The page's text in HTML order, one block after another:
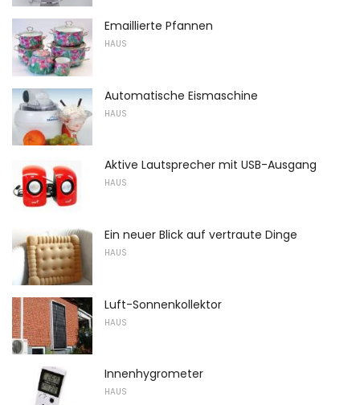
Emaillierte Pfannen
HAUS
Automatische Eismaschine
HAUS
Aktive Lautsprecher mit USB-Ausgang
HAUS
Ein neuer Blick auf vertraute Dinge
HAUS
Luft-Sonnenkollektor
HAUS
Innenhygrometer
HAUS